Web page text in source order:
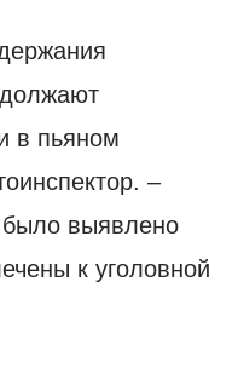
в пьяном
–
выявлено
к уголовной